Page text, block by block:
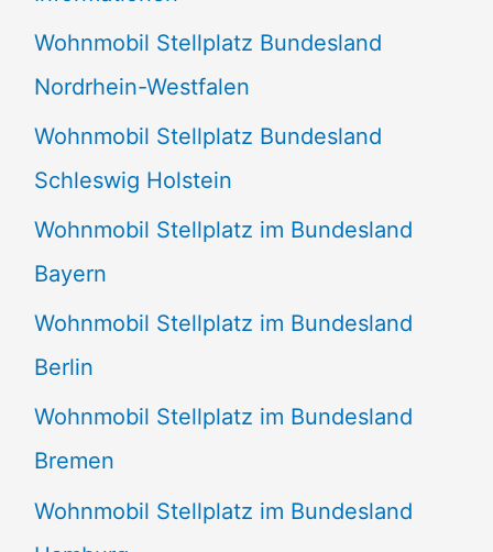
n
n
a
c
h
:
Wohnmobil Stellplatz Bundesland
Nordrhein-Westfalen
Wohnmobil Stellplatz Bundesland
Schleswig Holstein
Wohnmobil Stellplatz im Bundesland
Bayern
Wohnmobil Stellplatz im Bundesland
Berlin
Wohnmobil Stellplatz im Bundesland
Bremen
Wohnmobil Stellplatz im Bundesland